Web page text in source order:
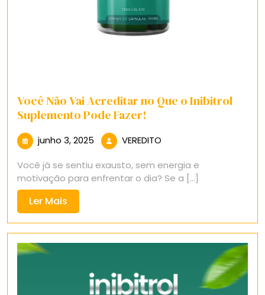
Você Não Vai Acreditar no Que o Inibitrol
Suplemento Pode Fazer!
junho 3, 2025 junho
2025
VEREDITO
Você já se sentiu exausto, sem energia e
motivação para enfrentar o dia? Se a [...]
Ler Mais
Mais